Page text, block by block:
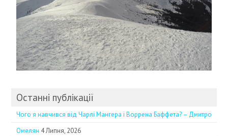
Останні публікації
Чого я навчився від Чарлі Мангера і Воррена Баффета? – Дмитро
Омелян 4 Липня, 2026